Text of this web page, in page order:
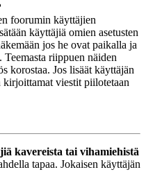
foorumin käyttäjien
käyttäjiä omien asetusten
jos he ovat paikalla ja
riippuen näiden
korostaa. Jos lisäät käyttäjän
viestit piilotetaan
kavereista tai vihamiehistä
tapaa. Jokaisen käyttäjän